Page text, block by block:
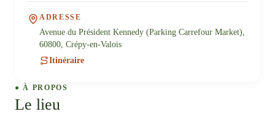
ADRESSE
Avenue du Président Kennedy (Parking Carrefour Market),
60800, Crépy-en-Valois
Itinéraire
● À PROPOS
Le lieu